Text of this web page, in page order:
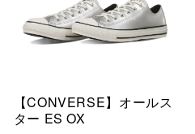
【CONVERSE】オールス
ター ES OX